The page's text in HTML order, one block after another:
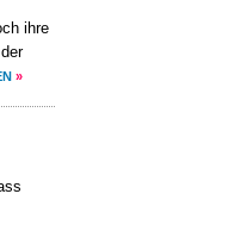
ihre
»